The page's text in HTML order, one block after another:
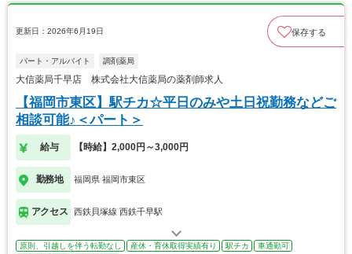
更新日：2026年6月19日 保存する
パート・アルバイト 調剤薬局
大信薬局千早店 株式会社大信薬局の薬剤師求人
【福岡市東区】駅チカ☆平日のみや土日祝勤務などご
相談可能♪＜パート＞
給与 【時給】2,000円～3,000円
勤務地 福岡県 福岡市東区
アクセス 西鉄貝塚線 西鉄千早駅
原則、引越しを伴う転勤なし 産休・育休取得実績有り 駅チカ
車通勤可